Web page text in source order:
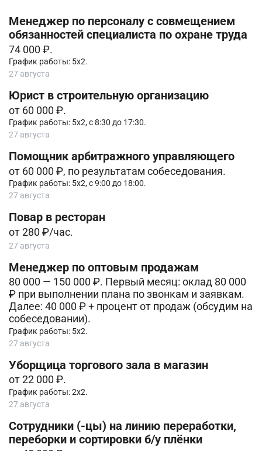
Менеджер по персоналу с совмещением
обязанностей специалиста по охране труда
74 000 ₽.
График работы: 5х2.
27 августа
Юрист в строительную организацию
от 60 000 ₽.
График работы: 5х2, с 8:30 до 17:30.
27 августа
Помощник арбитражного управляющего
от 60 000 ₽, по результатам собеседования.
График работы: 5х2, с 9:00 до 18:00.
27 августа
Повар в ресторан
от 280 ₽/час.
27 августа
Менеджер по оптовым продажам
80 000 — 150 000 ₽. Первый месяц: оклад 80 000
₽ при выполнении плана по звонкам и заявкам.
Далее: 40 000 ₽ + процент от продаж (обсудим на
собеседовании).
График работы: 5х2.
27 августа
Уборщица торгового зала в магазин
от 22 000 ₽.
График работы: 2х2.
27 августа
Сотрудники (-цы) на линию переработки,
переборки и сортировки б/у плёнки